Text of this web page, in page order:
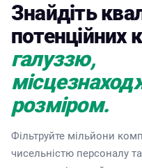
Знайдіть
потенційних
галуззю,
розміром.
Фільтруйте мільйони
чисельністю персоналу